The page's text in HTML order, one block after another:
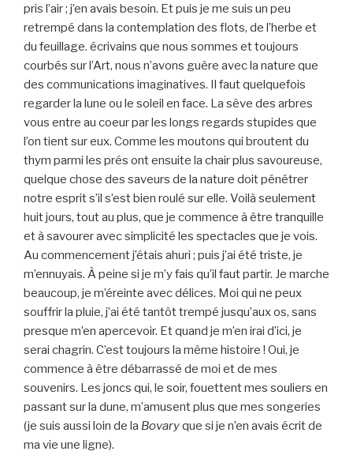
pris l’air ; j’en avais besoin. Et puis je me suis un peu
retrempé dans la contemplation des flots, de l’herbe et
du feuillage. écrivains que nous sommes et toujours
courbés sur l’Art, nous n’avons guère avec la nature que
des communications imaginatives. Il faut quelquefois
regarder la lune ou le soleil en face. La sève des arbres
vous entre au coeur par les longs regards stupides que
l’on tient sur eux. Comme les moutons qui broutent du
thym parmi les prés ont ensuite la chair plus savoureuse,
quelque chose des saveurs de la nature doit pénétrer
notre esprit s’il s’est bien roulé sur elle. Voilà seulement
huit jours, tout au plus, que je commence à être tranquille
et à savourer avec simplicité les spectacles que je vois.
Au commencement j’étais ahuri ; puis j’ai été triste, je
m’ennuyais. À peine si je m’y fais qu’il faut partir. Je marche
beaucoup, je m’éreinte avec délices. Moi qui ne peux
souffrir la pluie, j’ai été tantôt trempé jusqu’aux os, sans
presque m’en apercevoir. Et quand je m’en irai d’ici, je
serai chagrin. C’est toujours la même histoire ! Oui, je
commence à être débarrassé de moi et de mes
souvenirs. Les joncs qui, le soir, fouettent mes souliers en
passant sur la dune, m’amusent plus que mes songeries
(je suis aussi loin de la Bovaryque si je n’en avais écrit de
ma vie une ligne).